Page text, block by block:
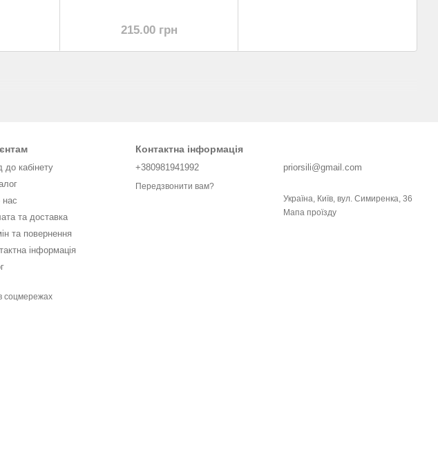
215.00 грн
до кабінету
нас
та доставка
та повернення
інформація
соцмережах
Контактна інформація
+380981941992
Передзвонити вам?
priorsili@gmail.com
Україна, Київ, вул. Симиренка, 36
Мапа проїзду